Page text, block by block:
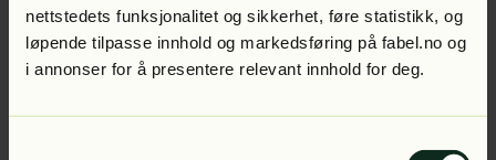
nettstedets funksjonalitet og sikkerhet, føre statistikk, og
løpende tilpasse innhold og markedsføring på fabel.no og
i annonser for å presentere relevant innhold for deg.